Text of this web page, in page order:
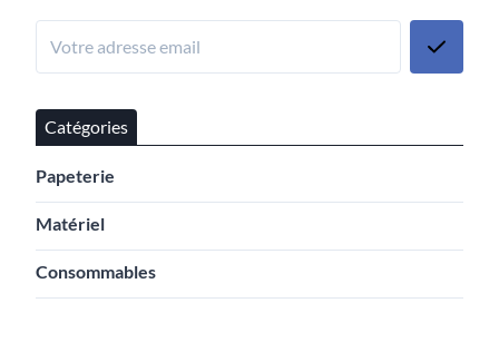
Catégories
Papeterie
Matériel
Consommables